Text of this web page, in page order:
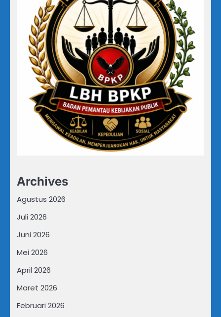
Archives
Agustus 2026
Juli 2026
Juni 2026
Mei 2026
April 2026
Maret 2026
Februari 2026